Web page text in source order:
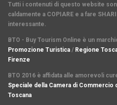
Tutti i contenuti di questo website
caldamente a COPIARE e a fare
interessante.
BTO - Buy Tourism Online è un
Promozione Turistica / Regione
Firenze
BTO 2016 è affidata alle amorevoli
Speciale della Camera di Commercio
Toscana